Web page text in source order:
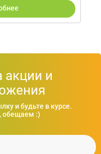
TM Discover
акции и
и будьте в курсе.
обещаем :)